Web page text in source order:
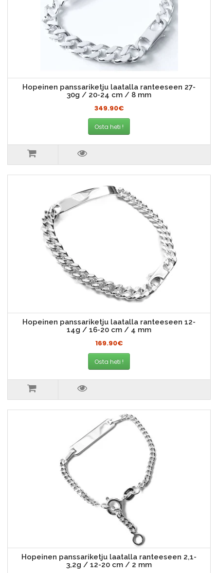
Hopeinen panssariketju laatalla ranteeseen 27-
30g / 20-24 cm / 8 mm
349.90€
Osta heti !
Hopeinen panssariketju laatalla ranteeseen 12-
14g / 16-20 cm / 4 mm
169.90€
Osta heti !
Hopeinen panssariketju laatalla ranteeseen 2,1-
3,2g / 12-20 cm / 2 mm